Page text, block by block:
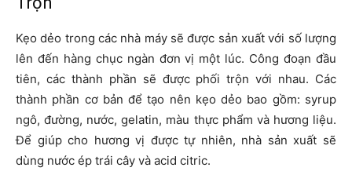
Kẹo dẻo trong các nhà máy sẽ được sản xuất với số lượng
lên đến hàng chục ngàn đơn vị một lúc. Công đoạn đầu
tiên, các thành phần sẽ được phối trộn với nhau. Các
thành phần cơ bản để tạo nên kẹo dẻo bao gồm: syrup
ngô, đường, nước, gelatin, màu thực phẩm và hương liệu.
Để giúp cho hương vị được tự nhiên, nhà sản xuất sẽ
dùng nước ép trái cây và acid citric.